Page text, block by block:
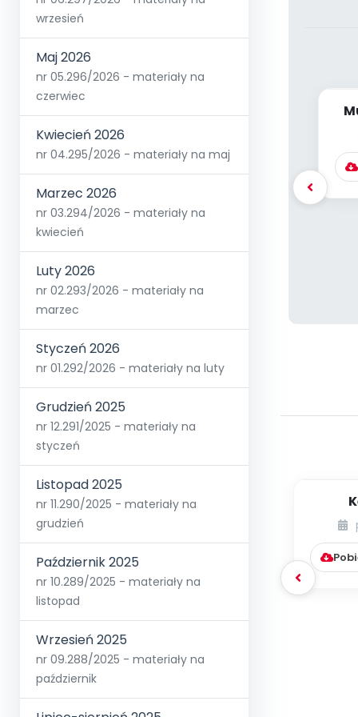
wrzesień
Maj 2026
nr 05.296/2026 - materiały na
czerwiec
Kwiecień 2026
nr 04.295/2026 - materiały na maj
Marzec 2026
nr 03.294/2026 - materiały na
kwiecień
Luty 2026
nr 02.293/2026 - materiały na
marzec
Styczeń 2026
nr 01.292/2026 - materiały na luty
Grudzień 2025
nr 12.291/2025 - materiały na
styczeń
Listopad 2025
nr 11.290/2025 - materiały na
grudzień
Październik 2025
nr 10.289/2025 - materiały na
listopad
Wrzesień 2025
nr 09.288/2025 - materiały na
październik